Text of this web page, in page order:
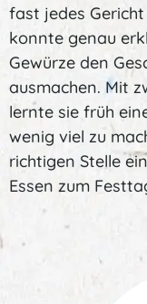
fast jedes
konnte genau
Gewürze den
ausmachen. Mit
lernte sie früh
wenig viel zu
richtigen Stelle
Essen zum